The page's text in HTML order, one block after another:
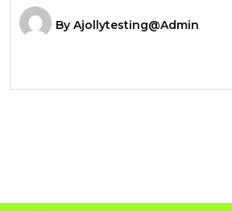
By Ajollytesting@admin